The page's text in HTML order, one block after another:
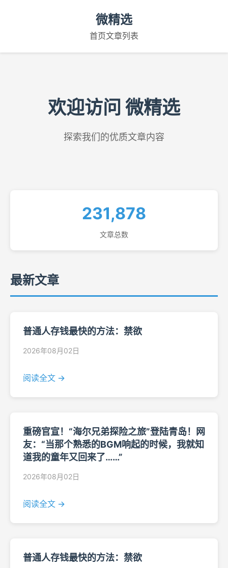
微精选
首页文章列表
欢迎访问 微精选
探索我们的优质文章内容
231,878
文章总数
最新文章
普通人存钱最快的方法：禁欲
2026年08月02日
阅读全文 →
重磅官宣！“海尔兄弟探险之旅”登陆青岛！网
友：“当那个熟悉的BGM响起的时候，我就知
道我的童年又回来了……”
2026年08月02日
阅读全文 →
普通人存钱最快的方法：禁欲